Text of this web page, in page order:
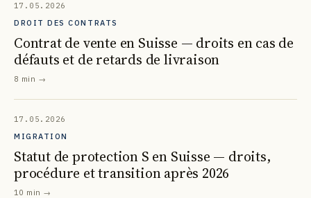
17.05.2026
DROIT DES CONTRATS
Contrat de vente en Suisse — droits en cas de
défauts et de retards de livraison
8 min →
17.05.2026
MIGRATION
Statut de protection S en Suisse — droits,
procédure et transition après 2026
10 min →